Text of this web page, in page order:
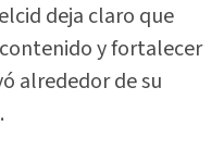
deja claro que
y fortalecer
alrededor de su